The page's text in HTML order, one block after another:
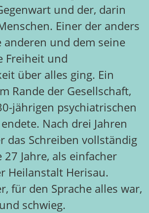
und der, darin
Einer der anders
anderen und dem seine
Freiheit und
über alles ging. Ein
Rande der Gesellschaft,
jährigen psychiatrischen
Nach drei Jahren
das Schreiben vollständig
Jahre, als einfacher
Heilanstalt Herisau.
für den Sprache alles war,
schwieg.